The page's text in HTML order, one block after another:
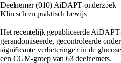
Deelnemer (010) AiDAPT-onderzoek
Klinisch en praktisch bewijs
Het recentelijk gepubliceerde
gerandomiseerde, gecontroleerde
signiﬁcante verbeteringen in de
een CGM-groep van 63 deelnemers.